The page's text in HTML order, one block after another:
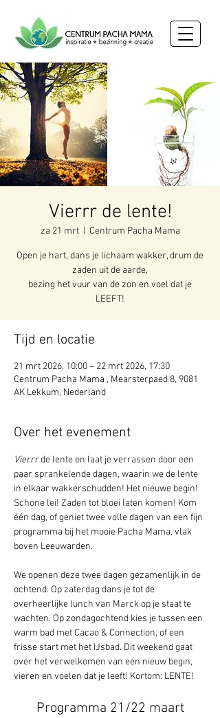
Vierrr de lente!
za 21 mrt
  |
Centrum Pacha Mama
Open je hart, dans je lichaam wakker, drum de
zaden uit de aarde,
bezing het vuur van de zon en voel dat je
LEEFT!
Tijd en locatie
21 mrt 2026, 10:00 – 22 mrt 2026, 17:30
Centrum Pacha Mama , Mearsterpaed 8, 9081
AK Lekkum, Nederland
Over het evenement
Vierrr de lente en laat je verrassen door een
paar sprankelende dagen, waarin we de lente
in elkaar wakkerschudden! Het nieuwe begin!
Schone lei! Zaden tot bloei laten komen! Kom
één dag, of geniet twee volle dagen van een fijn
programma bij het mooie Pacha Mama, vlak
boven Leeuwarden.
We openen deze twee dagen gezamenlijk in de
ochtend. Op zaterdag dans je tot de
overheerlijke lunch van Marck op je staat te
wachten. Op zondagochtend kies je tussen een
warm bad met Cacao & Connection, of een
frisse start met het IJsbad. Dit weekend gaat
over het verwelkomen van een nieuw begin,
vieren en voelen dat je leeft! Kortom: LENTE!
Programma 21/22 maart